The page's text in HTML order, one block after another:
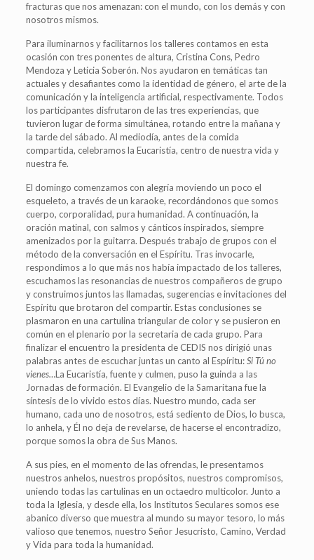
fracturas que nos amenazan: con el mundo, con los demás y con
nosotros mismos.
Para iluminarnos y facilitarnos los talleres contamos en esta
ocasión con tres ponentes de altura, Cristina Cons, Pedro
Mendoza y Leticia Soberón. Nos ayudaron en temáticas tan
actuales y desafiantes como la identidad de género, el arte de la
comunicación y la inteligencia artificial, respectivamente. Todos
los participantes disfrutaron de las tres experiencias, que
tuvieron lugar de forma simultánea, rotando entre la mañana y
la tarde del sábado. Al mediodía, antes de la comida
compartida, celebramos la Eucaristía, centro de nuestra vida y
nuestra fe.
El domingo comenzamos con alegría moviendo un poco el
esqueleto, a través de un karaoke, recordándonos que somos
cuerpo, corporalidad, pura humanidad. A continuación, la
oración matinal, con salmos y cánticos inspirados, siempre
amenizados por la guitarra. Después trabajo de grupos con el
método de la conversación en el Espíritu. Tras invocarle,
respondimos a lo que más nos había impactado de los talleres,
escuchamos las resonancias de nuestros compañeros de grupo
y construimos juntos las llamadas, sugerencias e invitaciones del
Espíritu que brotaron del compartir. Estas conclusiones se
plasmaron en una cartulina triangular de color y se pusieron en
común en el plenario por la secretaria de cada grupo. Para
finalizar el encuentro la presidenta de CEDIS nos dirigió unas
palabras antes de escuchar juntas un canto al Espíritu:Si Tú no
vienes…La Eucaristía, fuente y culmen, puso la guinda a las
Jornadas de formación. El Evangelio de la Samaritana fue la
síntesis de lo vivido estos días. Nuestro mundo, cada ser
humano, cada uno de nosotros, está sediento de Dios, lo busca,
lo anhela, y Él no deja de revelarse, de hacerse el encontradizo,
porque somos la obra de Sus Manos.
A sus pies, en el momento de las ofrendas, le presentamos
nuestros anhelos, nuestros propósitos, nuestros compromisos,
uniendo todas las cartulinas en un octaedro multicolor. Junto a
toda la Iglesia, y desde ella, los Institutos Seculares somos ese
abanico diverso que muestra al mundo su mayor tesoro, lo más
valioso que tenemos, nuestro Señor Jesucristo, Camino, Verdad
y Vida para toda la humanidad.